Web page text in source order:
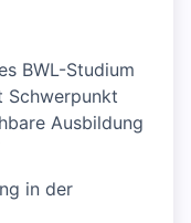
BWL-Studium
Schwerpunkt
Ausbildung
in der